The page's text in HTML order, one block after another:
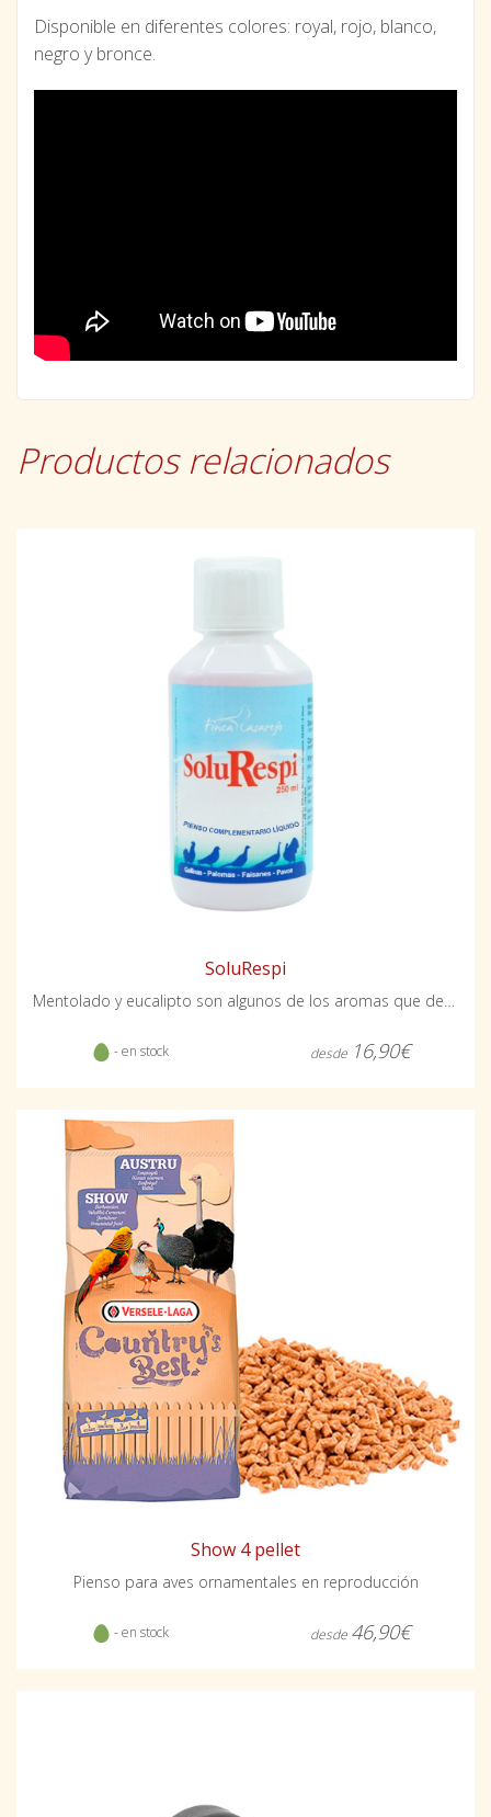
Disponible en diferentes colores: royal, rojo, blanco,
negro y bronce.
Productos relacionados
SoluRespi
Mentolado y eucalipto son algunos de los aromas que desprende
- en stock desde 16,90€
Show 4 pellet
Pienso para aves ornamentales en reproducción
- en stock desde 46,90€